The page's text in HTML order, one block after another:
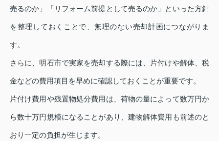
売るのか」「リフォーム前提として売るのか」といった方針
を整理しておくことで、無理のない売却計画につながりま
す。
さらに、明石市で実家を売却する際には、片付けや解体、税
金などの費用項目を早めに確認しておくことが重要です。
片付け費用や残置物処分費用は、荷物の量によって数万円か
ら数十万円規模になることがあり、建物解体費用も前述のと
おり一定の負担が生じます。